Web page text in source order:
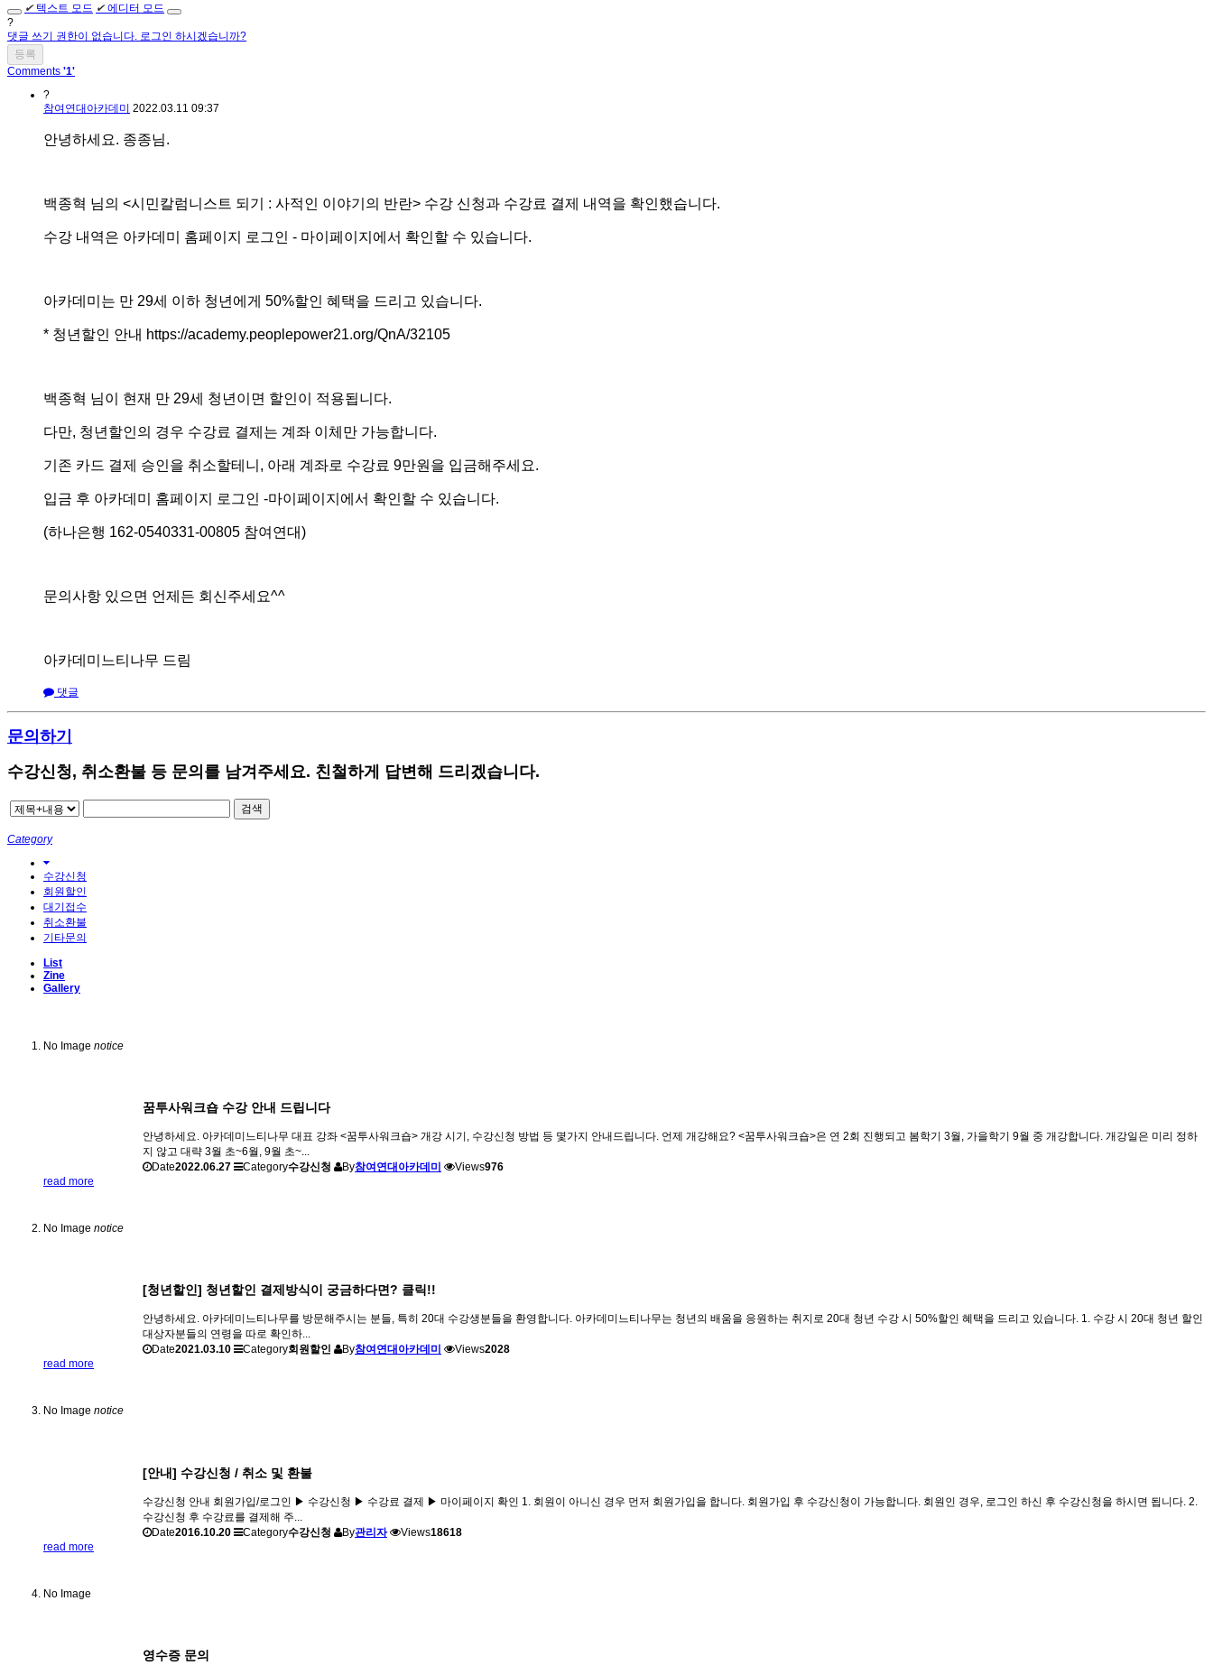
✔ 텍스트 모드 ✔에디터 모드
?
댓글 쓰기 권한이 없습니다. 로그인 하시겠습니까?
Comments '1'
?
참여연대아카데미 2022.03.11 09:37
안녕하세요. 종종님.
백종혁 님의 <시민칼럼니스트 되기 : 사적인 이야기의 반란> 수강 신청과 수강료 결제 내역을 확인했습니다.
수강 내역은 아카데미 홈페이지 로그인 - 마이페이지에서 확인할 수 있습니다.
아카데미는 만 29세 이하 청년에게 50%할인 혜택을 드리고 있습니다.
* 청년할인 안내 https://academy.peoplepower21.org/QnA/32105
백종혁 님이 현재 만 29세 청년이면 할인이 적용됩니다.
다만, 청년할인의 경우 수강료 결제는 계좌 이체만 가능합니다.
기존 카드 결제 승인을 취소할테니, 아래 계좌로 수강료 9만원을 입금해주세요.
입금 후 아카데미 홈페이지 로그인 -마이페이지에서 확인할 수 있습니다.
(하나은행 162-0540331-00805 참여연대)
문의사항 있으면 언제든 회신주세요^^
아카데미느티나무 드림
댓글
문의하기
수강신청, 취소환불 등 문의를 남겨주세요. 친철하게 답변해 드리겠습니다.
검색
Category
수강신청
회원할인
대기접수
취소환불
기타문의
List
Zine
Gallery
No Image notice
꿈투사워크숍 수강 안내 드립니다
안녕하세요. 아카데미느티나무 대표 강좌 <꿈투사워크숍> 개강 시기, 수강신청 방법 등 몇가지 안내드립니다. 언제 개강해요? <꿈투사워크숍>은 연 2회 진행되고 봄학기 3월, 가을학기 9월 중 개강합니다. 개강일은 미리 정하
지 않고 대략 3월 초~6월, 9월 초~...
Date2022.06.27 Category수강신청 By참여연대아카데미 Views976
read more
No Image notice
[청년할인] 청년할인 결제방식이 궁금하다면? 클릭!!
안녕하세요. 아카데미느티나무를 방문해주시는 분들, 특히 20대 수강생분들을 환영합니다. 아카데미느티나무는 청년의 배움을 응원하는 취지로 20대 청년 수강 시 50%할인 혜택을 드리고 있습니다. 1. 수강 시 20대 청년 할인
대상자분들의 연령을 따로 확인하...
Date2021.03.10 Category회원할인 By참여연대아카데미 Views2028
read more
No Image notice
[안내] 수강신청 / 취소 및 환불
수강신청 안내 회원가입/로그인 ▶ 수강신청 ▶ 수강료 결제 ▶ 마이페이지 확인 1. 회원이 아니신 경우 먼저 회원가입을 합니다. 회원가입 후 수강신청이 가능합니다. 회원인 경우, 로그인 하신 후 수강신청을 하시면 됩니다. 2.
수강신청 후 수강료를 결제해 주...
Date2016.10.20 Category수강신청 By관리자 Views18618
read more
No Image
영수증 문의